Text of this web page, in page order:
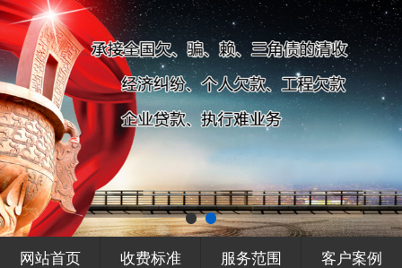
网站首页 收费标准 服务范围 客户案例